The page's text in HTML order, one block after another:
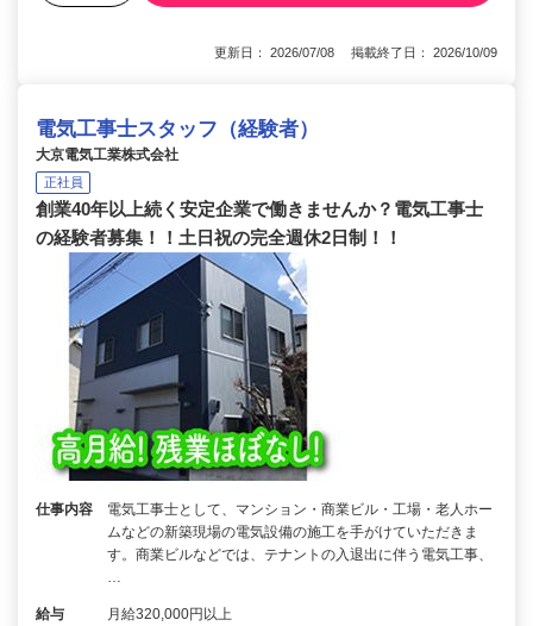
更新日： 2026/07/08 掲載終了日： 2026/10/09
電気工事士スタッフ（経験者）
大京電気工業株式会社
正社員
創業40年以上続く安定企業で働きませんか？電気工事士
の経験者募集！！土日祝の完全週休2日制！！
仕事内容
電気工事士として、マンション・商業ビル・工場・老人ホー
ムなどの新築現場の電気設備の施工を手がけていただきま
す。商業ビルなどでは、テナントの入退出に伴う電気工事、
…
給与 月給320,000円以上